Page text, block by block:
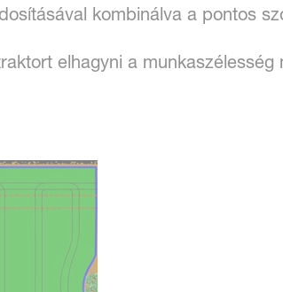
kombinálva a pontos
elhagyni a munkaszélesség